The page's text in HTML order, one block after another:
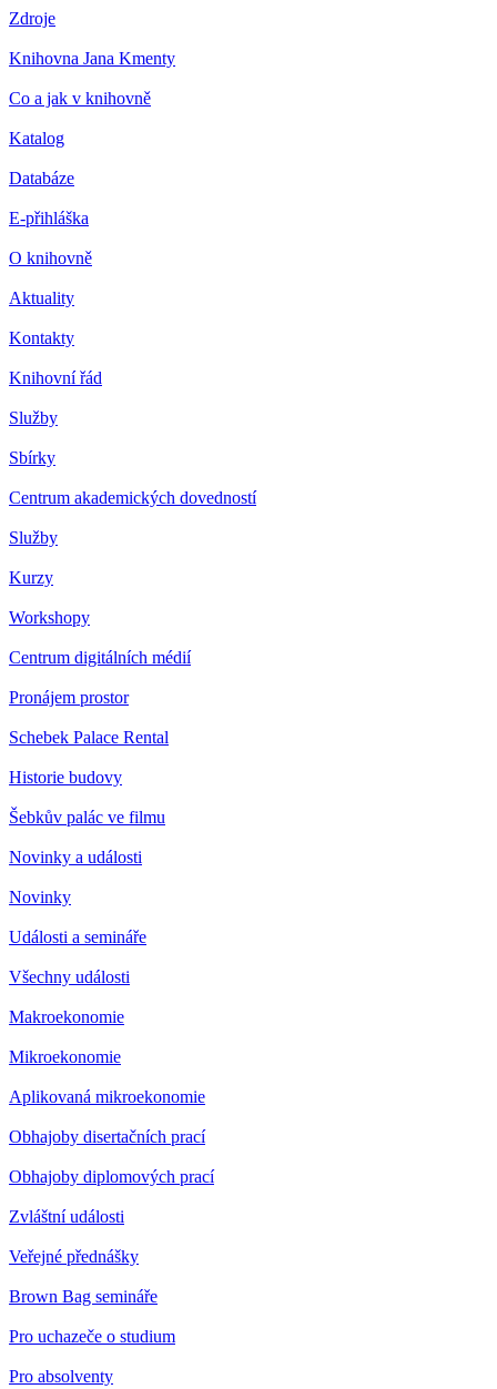
Zdroje
Knihovna Jana Kmenty
Co a jak v knihovně
Katalog
Databáze
E-přihláška
O knihovně
Aktuality
Kontakty
Knihovní řád
Služby
Sbírky
Centrum akademických dovedností
Služby
Kurzy
Workshopy
Centrum digitálních médií
Pronájem prostor
Schebek Palace Rental
Historie budovy
Šebkův palác ve filmu
Novinky a události
Novinky
Události a semináře
Všechny události
Makroekonomie
Mikroekonomie
Aplikovaná mikroekonomie
Obhajoby disertačních prací
Obhajoby diplomových prací
Zvláštní události
Veřejné přednášky
Brown Bag semináře
Pro uchazeče o studium
Pro absolventy